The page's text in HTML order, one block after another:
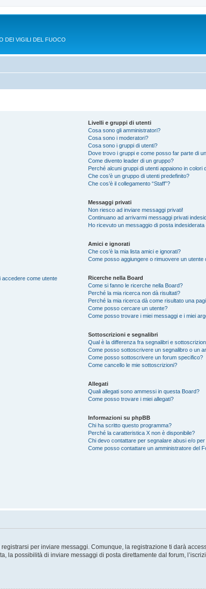
DEI VIGILI DEL FUOCO
accedere come utente
Livelli e gruppi di utenti
Cosa sono gli amministratori?
Cosa sono i moderatori?
Cosa sono i gruppi di utenti?
Dove trovo i gruppi e come posso far parte di
Come divento leader di un gruppo?
Perché alcuni gruppi di utenti appaiono in colori
Che cos’è un gruppo di utenti predefinito?
Che cos’è il collegamento “Staff”?
Messaggi privati
Non riesco ad inviare messaggi privati!
Continuano ad arrivarmi messaggi privati
Ho ricevuto un messaggio di posta
Amici e ignorati
Che cos’è la mia lista amici e ignorati?
Come posso aggiungere o rimuovere un utente
Ricerche nella Board
Come si fanno le ricerche nella Board?
Perché la mia ricerca non dà risultati?
Perché la mia ricerca dà come risultato una
Come posso cercare un utente?
Come posso trovare i miei messaggi e i miei
Sottoscrizioni e segnalibri
Qual è la differenza fra segnalibri e
Come posso sottoscrivere un segnalibro o un
Come posso sottoscrivere un forum specifico?
Come cancello le mie sottoscrizioni?
Allegati
Quali allegati sono ammessi in questa Board?
Come posso trovare i miei allegati?
Informazioni su phpBB
Chi ha scritto questo programma?
Perché la caratteristica X non è disponibile?
Chi devo contattare per segnalare abusi e/o
Come posso contattare un amministratore del
per inviare messaggi. Comunque, la registrazione ti darà
la possibilità di inviare messaggi di posta direttamente dal forum,